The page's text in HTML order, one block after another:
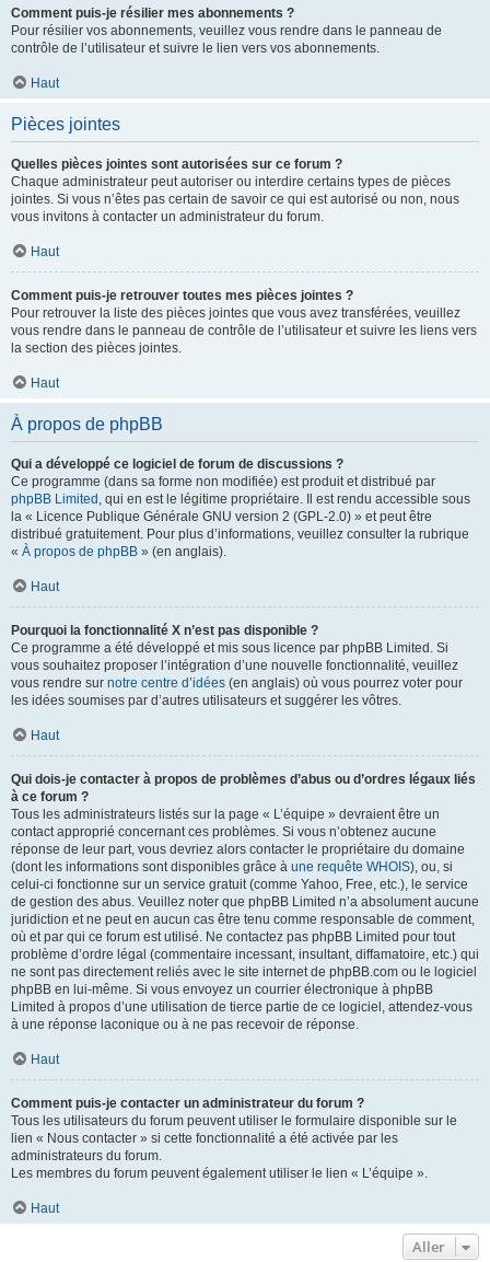
Comment puis-je résilier mes abonnements ?
Pour résilier vos abonnements, veuillez vous rendre dans le panneau de
contrôle de l’utilisateur et suivre le lien vers vos abonnements.
Haut
Pièces jointes
Quelles pièces jointes sont autorisées sur ce forum ?
Chaque administrateur peut autoriser ou interdire certains types de pièces
jointes. Si vous n’êtes pas certain de savoir ce qui est autorisé ou non, nous
vous invitons à contacter un administrateur du forum.
Haut
Comment puis-je retrouver toutes mes pièces jointes ?
Pour retrouver la liste des pièces jointes que vous avez transférées, veuillez
vous rendre dans le panneau de contrôle de l’utilisateur et suivre les liens vers
la section des pièces jointes.
Haut
À propos de phpBB
Qui a développé ce logiciel de forum de discussions ?
Ce programme (dans sa forme non modifiée) est produit et distribué par
phpBB Limited , qui en est le légitime propriétaire. Il est rendu accessible sous
la « Licence Publique Générale GNU version 2 (GPL-2.0) » et peut être
distribué gratuitement. Pour plus d’informations, veuillez consulter la rubrique
« À propos de phpBB » (en anglais).
Haut
Pourquoi la fonctionnalité X n’est pas disponible ?
Ce programme a été développé et mis sous licence par phpBB Limited. Si
vous souhaitez proposer l’intégration d’une nouvelle fonctionnalité, veuillez
vous rendre sur notre centre d’idées (en anglais) où vous pourrez voter pour
les idées soumises par d’autres utilisateurs et suggérer les vôtres.
Haut
Qui dois-je contacter à propos de problèmes d’abus ou d’ordres légaux liés
à ce forum ?
Tous les administrateurs listés sur la page « L’équipe » devraient être un
contact approprié concernant ces problèmes. Si vous n’obtenez aucune
réponse de leur part, vous devriez alors contacter le propriétaire du domaine
(dont les informations sont disponibles grâce à une requête WHOIS), ou, si
celui-ci fonctionne sur un service gratuit (comme Yahoo, Free, etc.), le service
de gestion des abus. Veuillez noter que phpBB Limited n’a absolument aucune
juridiction et ne peut en aucun cas être tenu comme responsable de comment,
où et par qui ce forum est utilisé. Ne contactez pas phpBB Limited pour tout
problème d’ordre légal (commentaire incessant, insultant, diffamatoire, etc.) qui
ne sont pas directement reliés avec le site internet de phpBB.com ou le logiciel
phpBB en lui-même. Si vous envoyez un courrier électronique à phpBB
Limited à propos d’une utilisation de tierce partie de ce logiciel, attendez-vous
à une réponse laconique ou à ne pas recevoir de réponse.
Haut
Comment puis-je contacter un administrateur du forum ?
Tous les utilisateurs du forum peuvent utiliser le formulaire disponible sur le
lien « Nous contacter » si cette fonctionnalité a été activée par les
administrateurs du forum.
Les membres du forum peuvent également utiliser le lien « L’équipe ».
Haut
Aller